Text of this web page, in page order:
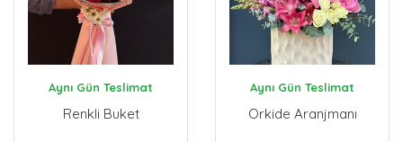
Aynı Gün Teslimat
Renkli Buket
Aynı Gün Teslimat
Orkide Aranjmanı